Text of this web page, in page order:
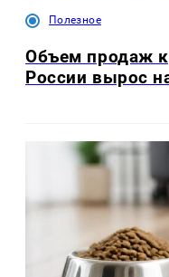
Полезное
Объем продаж
России вырос